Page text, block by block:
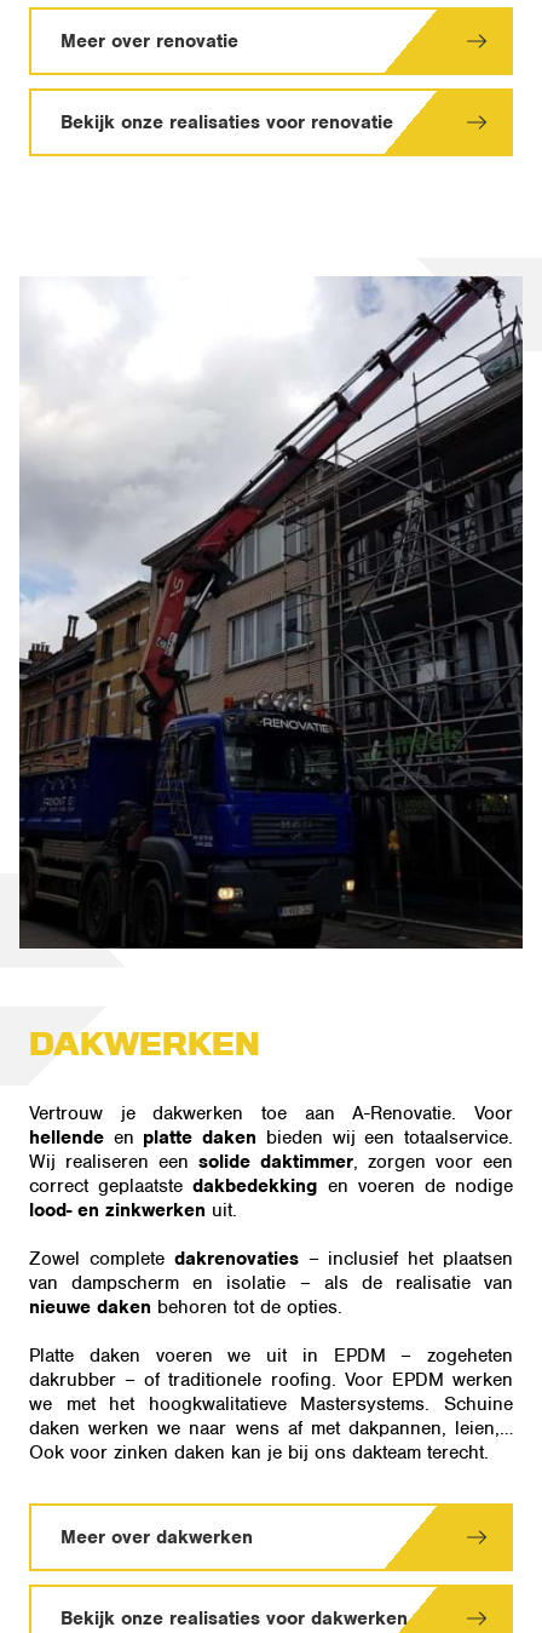
Meer over renovatie
Bekijk onze realisaties voor renovatie
DAKWERKEN
Vertrouw je dakwerken toe aan A-Renovatie. Voor
hellende en platte daken bieden wij een totaalservice.
Wij realiseren een solide daktimmer, zorgen voor een
correct geplaatstedakbedekking en voeren de nodige
lood- en zinkwerken uit.
Zowel complete dakrenovaties– inclusief het plaatsen
van dampscherm en isolatie – als de realisatie van
nieuwe daken behoren tot de opties.
Platte daken voeren we uit in EPDM – zogeheten
dakrubber – of traditionele roofing. Voor EPDM werken
we met het hoogkwalitatieve Mastersystems. Schuine
daken werken we naar wens af met dakpannen, leien,…
Ook voor zinken daken kan je bij ons dakteam terecht.
Meer over dakwerken
Bekijk onze realisaties voor dakwerken